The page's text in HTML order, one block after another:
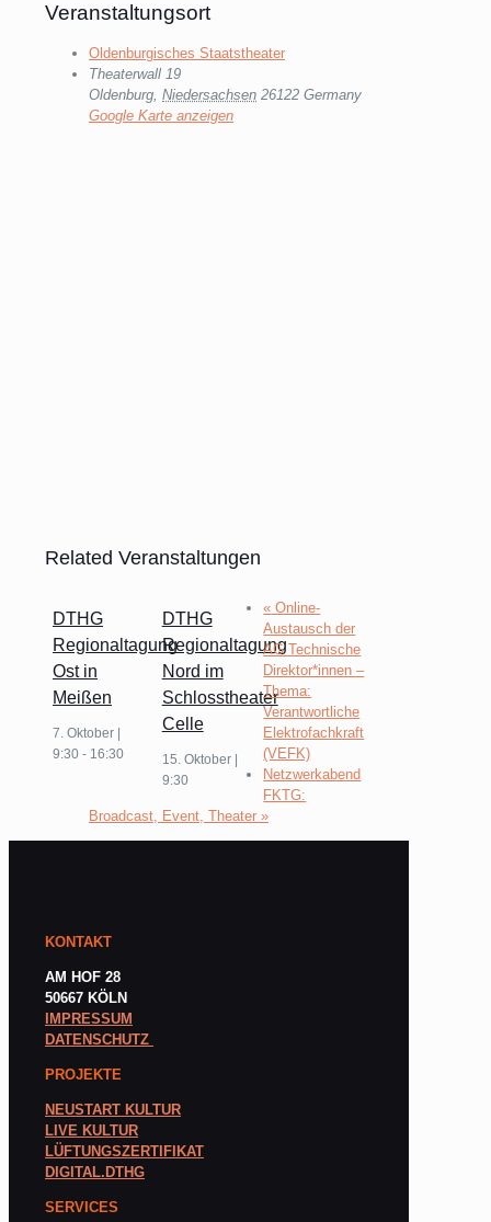
Veranstaltungsort
Oldenburgisches Staatstheater
Theaterwall 19
Oldenburg Niedersachsen 26122 Germany
Google Karte anzeigen
Related Veranstaltungen
DTHG
Regionaltagung
Ost in
Meißen
7. Oktober |
9:30 - 16:30
DTHG
Regionaltagung
Nord im
Schlosstheater
Celle
15. Oktober |
9:30
« Online-
Austausch der
AG Technische
Direktor*innen –
Thema:
Verantwortliche
Elektrofachkraft
(VEFK)
Netzwerkabend
FKTG:
Broadcast, Event, Theater »
KONTAKT
AM HOF 28
50667 KÖLN
IMPRESSUM
DATENSCHUTZ
PROJEKTE
NEUSTART KULTUR
LIVE KULTUR
LÜFTUNGSZERTIFIKAT
DIGITAL.DTHG
SERVICES